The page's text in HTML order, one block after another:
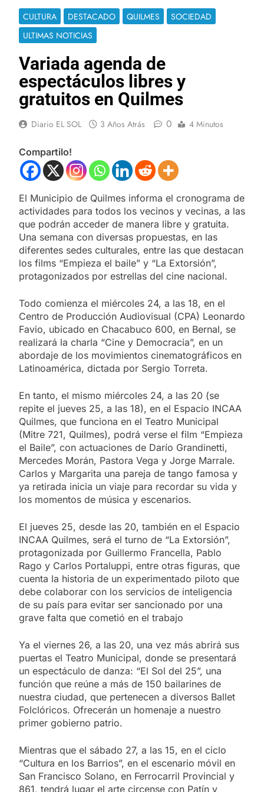
CULTURA DESTACADO QUILMES
SOCIEDAD
ULTIMAS NOTICIAS
Variada agenda de
espectáculos libres y
gratuitos en Quilmes
Diario EL SOL 3 Años Atrás 0 4 Minutos
Compartilo!
El Municipio de Quilmes informa el cronograma de
actividades para todos los vecinos y vecinas, a las
que podrán acceder de manera libre y gratuita.
Una semana con diversas propuestas, en las
diferentes sedes culturales, entre las que destacan
los films “Empieza el baile” y “La Extorsión”,
protagonizados por estrellas del cine nacional.
Todo comienza el miércoles 24, a las 18, en el
Centro de Producción Audiovisual (CPA) Leonardo
Favio, ubicado en Chacabuco 600, en Bernal, se
realizará la charla “Cine y Democracia”, en un
abordaje de los movimientos cinematográficos en
Latinoamérica, dictada por Sergio Torreta.
En tanto, el mismo miércoles 24, a las 20 (se
repite el jueves 25, a las 18), en el Espacio INCAA
Quilmes, que funciona en el Teatro Municipal
(Mitre 721, Quilmes), podrá verse el film “Empieza
el Baile”, con actuaciones de Darío Grandinetti,
Mercedes Morán, Pastora Vega y Jorge Marrale.
Carlos y Margarita una pareja de tango famosa y
ya retirada inicia un viaje para recordar su vida y
los momentos de música y escenarios.
El jueves 25, desde las 20, también en el Espacio
INCAA Quilmes, será el turno de “La Extorsión”,
protagonizada por Guillermo Francella, Pablo
Rago y Carlos Portaluppi, entre otras figuras, que
cuenta la historia de un experimentado piloto que
debe colaborar con los servicios de inteligencia
de su país para evitar ser sancionado por una
grave falta que cometió en el trabajo
Ya el viernes 26, a las 20, una vez más abrirá sus
puertas el Teatro Municipal, donde se presentará
un espectáculo de danza: “El Sol del 25”, una
función que reúne a más de 150 bailarines de
nuestra ciudad, que pertenecen a diversos Ballet
Folclóricos. Ofrecerán un homenaje a nuestro
primer gobierno patrio.
Mientras que el sábado 27, a las 15, en el ciclo
“Cultura en los Barrios”, en el escenario móvil en
San Francisco Solano, en Ferrocarril Provincial y
861, tendrá lugar el arte circense con Patín y